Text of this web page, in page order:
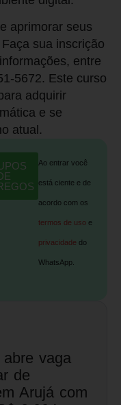
aprimorar seus
sua inscrição
entre
5672. Este curso
adquirir
e se
atual.
Ao entrar você
está ciente e de
acordo com os
termos de uso e
privacidade do
WhatsApp.
vaga
de
Arujá com